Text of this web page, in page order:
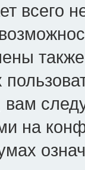
всего
вам
на